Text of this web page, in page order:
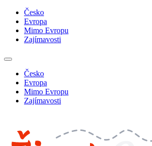
Česko
Evropa
Mimo Evropu
Zajímavosti
Česko
Evropa
Mimo Evropu
Zajímavosti